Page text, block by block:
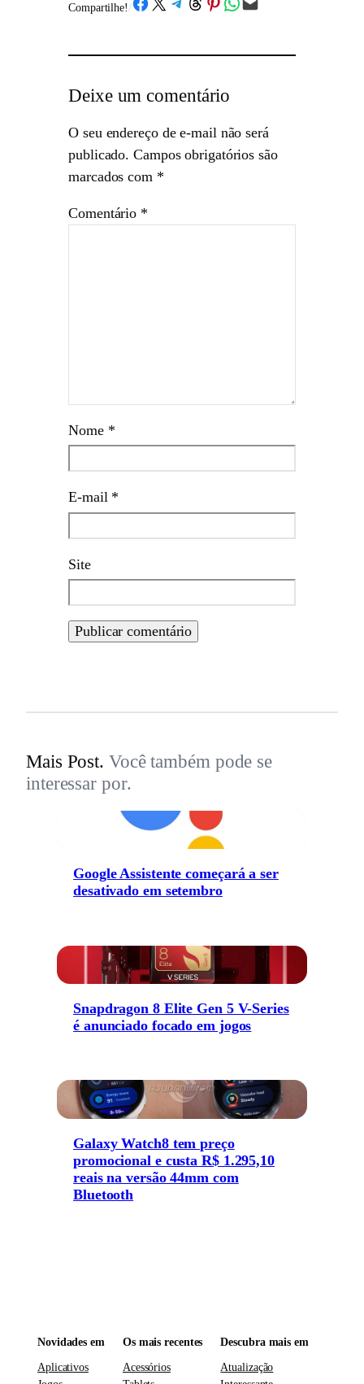
Compartilhe! /
Deixe um comentário
O seu endereço de e-mail não será
publicado. Campos obrigatórios são
marcados com *
Comentário *
Nome *
E-mail *
Site
Mais Post. Você também pode se
interessar por.
Google Assistente começará a ser
desativado em setembro
Snapdragon 8 Elite Gen 5 V-Series
é anunciado focado em jogos
Galaxy Watch8 tem preço
promocional e custa R$ 1.295,10
reais na versão 44mm com
Bluetooth
Novidades em
Aplicativos
Os mais recentes
Acessórios
Descubra mais em
Atualização